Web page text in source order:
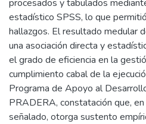
procesados y tabulados
estadístico SPSS, lo que
hallazgos. El resultado medular
una asociación directa y
el grado de eficiencia en la
cumplimiento cabal de la
Programa de Apoyo al
PRADERA, constatación que,
señalado, otorga sustento